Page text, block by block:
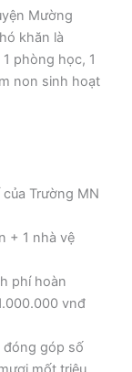
Mường
khăn là
phòng học, 1
non sinh hoạt
Trường MN
+ 1 nhà vệ
phí hoàn
vnđ
đóng góp số